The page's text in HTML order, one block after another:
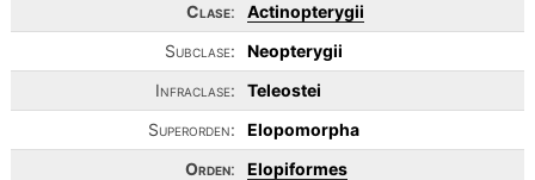
Clase:
Actinopterygii
Subclase:
Neopterygii
Infraclase:
Teleostei
Superorden:
Elopomorpha
Orden:
Elopiformes